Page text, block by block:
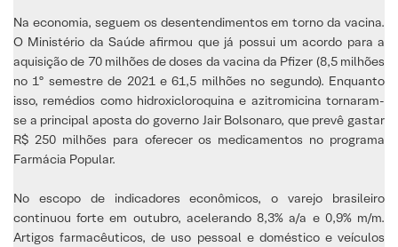
Na economia, seguem os desentendimentos em torno da vacina.
O Ministério da Saúde afirmou que já possui um acordo para a
aquisição de 70 milhões de doses da vacina da Pfizer (8,5 milhões
no 1º semestre de 2021 e 61,5 milhões no segundo). Enquanto
isso, remédios como hidroxicloroquina e azitromicina tornaram-
se a principal aposta do governo Jair Bolsonaro, que prevê gastar
R$ 250 milhões para oferecer os medicamentos no programa
Farmácia Popular.
No escopo de indicadores econômicos, o varejo brasileiro
continuou forte em outubro, acelerando 8,3% a/a e 0,9% m/m.
Artigos farmacêuticos, de uso pessoal e doméstico e veículos